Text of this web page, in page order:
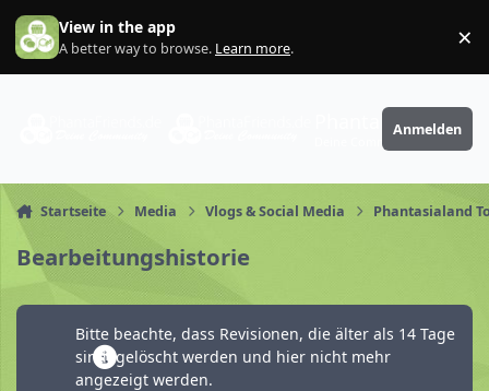
Zum Inhalt springen
View in the app
A better way to browse. Learn more. ×
PhantaFriends.de
Anmelden
Startseite Media Vlogs & Social Media Phantasialand
Bearbeitungshistorie
Bitte beachte, dass Revisionen, die älter als 14 Tage
sind, gelöscht werden und hier nicht mehr
angezeigt werden.